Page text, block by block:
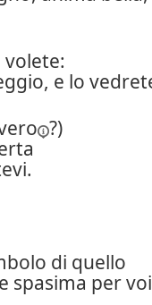
volete:
e lo
?)
di quello
spasima per